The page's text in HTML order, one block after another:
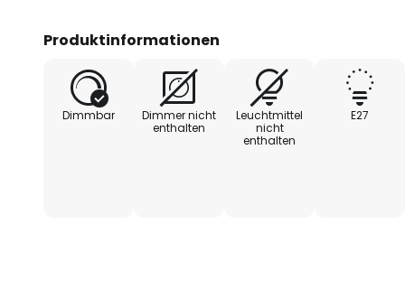
sorgt für eine zeitlose Eleganz,
Die Leuchte ist dimmbar und
Anpassung der Lichtstimmung
Dank ihrer robusten
Produktinformationen
Dimmbar
Dimmer nicht
enthalten
Leuchtmittel
nicht
enthalten
E27